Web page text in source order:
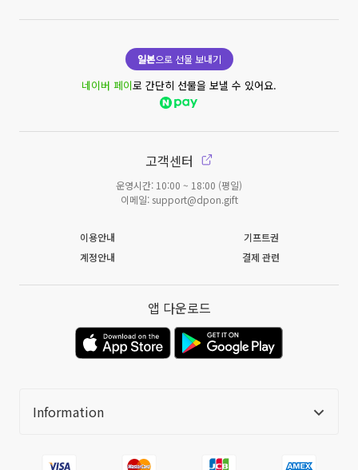
일본으로 선물 보내기
네이버 페이로 간단히 선물을 보낼 수 있어요.
고객센터
운영시간: 10:00 ~ 18:00 (평일)
이메일: support@dpon.gift
이용안내
기프트권
계정안내
결제 관련
앱 다운로드
Information